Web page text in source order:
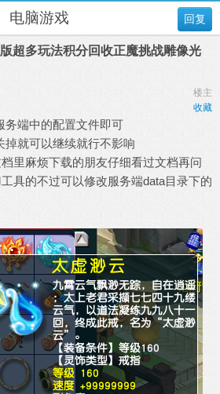
回复
电脑游戏
超多玩法积分回收正魔挑战雕像光
楼主
收藏
务端中的配置文件即可
掉就可以继续就行不影响
里麻烦下载的朋友仔细看过文档再问
具的不过可以修改服务端data目录下的